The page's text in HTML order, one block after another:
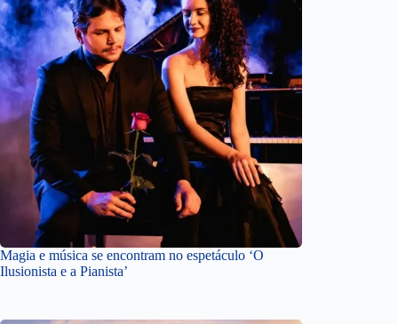
Magia e música se encontram no espetáculo ‘O
Ilusionista e a Pianista’